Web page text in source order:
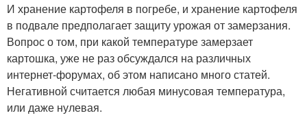
И хранение картофеля в погребе, и хранение картофеля
в подвале предполагает защиту урожая от замерзания.
Вопрос о том, при какой температуре замерзает
картошка, уже не раз обсуждался на различных
интернет-форумах, об этом написано много статей.
Негативной считается любая минусовая температура,
или даже нулевая.